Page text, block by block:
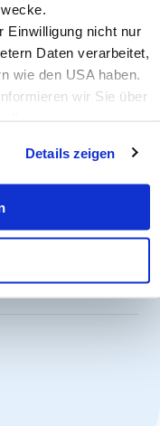
Einwilligung nicht nur
Daten verarbeitet,
wie den USA haben.
wir Sie über
Details zeigen